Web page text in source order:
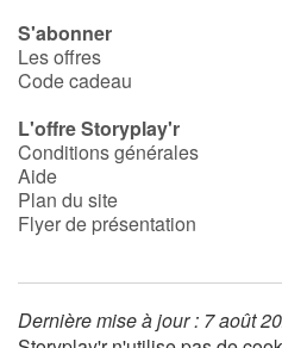
S'abonner
Les offres
Code cadeau
L'offre Storyplay'r
Conditions générales
Aide
Plan du site
Flyer de présentation
Dernière mise à jour : 7 août